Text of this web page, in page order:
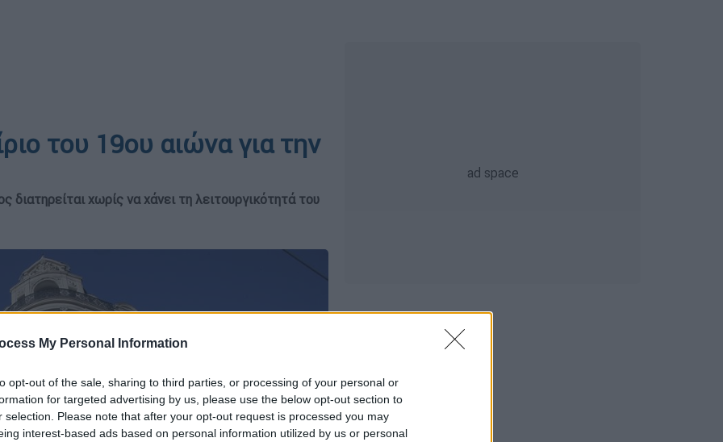
My Personal Information
opt-out of the sale, sharing to third parties, or processing of your personal or
for targeted advertising by us, please use the below opt-out section to
selection. Please note that after your opt-out request is processed you may
interest-based ads based on personal information utilized by us or personal
του 19ου αιώνα για την
χωρίς να χάνει τη λειτουργικότητά του